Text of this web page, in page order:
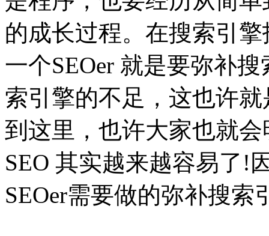
的成长过程。在搜索引
一个SEOer 就是要弥补
索引擎的不足，这也许
到这里，也许大家也就
SEO 其实越来越容易了!
SEOer需要做的弥补搜